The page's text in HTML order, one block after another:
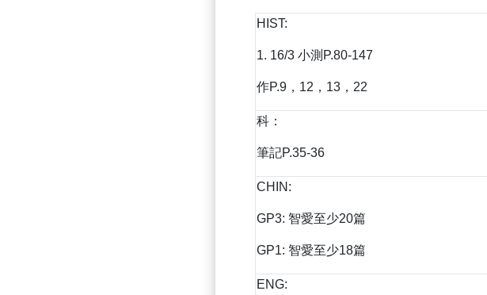
HIST:
1. 16/3 小測P.80-147
作P.9，12，13，22
科：
筆記P.35-36
CHIN:
GP3: 智愛至少20篇
GP1: 智愛至少18篇
ENG: